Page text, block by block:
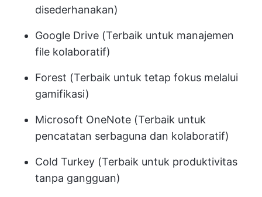
disederhanakan)
Google Drive (Terbaik untuk manajemen
file kolaboratif)
Forest (Terbaik untuk tetap fokus melalui
gamifikasi)
Microsoft OneNote (Terbaik untuk
pencatatan serbaguna dan kolaboratif)
Cold Turkey (Terbaik untuk produktivitas
tanpa gangguan)